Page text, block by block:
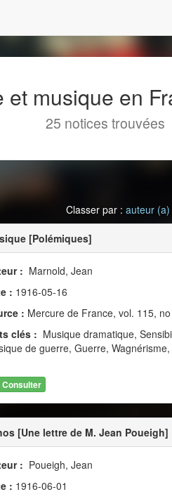
et musique en
25 notices trouvées
Classer par :auteur (a)
[Polémiques]
: Marnold, Jean
: 1916-05-16
: Mercure de France, vol. 115,
clés : Musique dramatique,
de guerre, Guerre,
Consulter
[Une lettre de M. Jean Poueigh]
: Poueigh, Jean
: 1916-06-01